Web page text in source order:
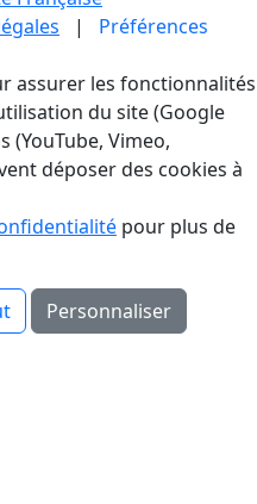
| Préférences
assurer les fonctionnalités
du site (Google
(YouTube, Vimeo,
déposer des cookies à
pour plus de
Personnaliser